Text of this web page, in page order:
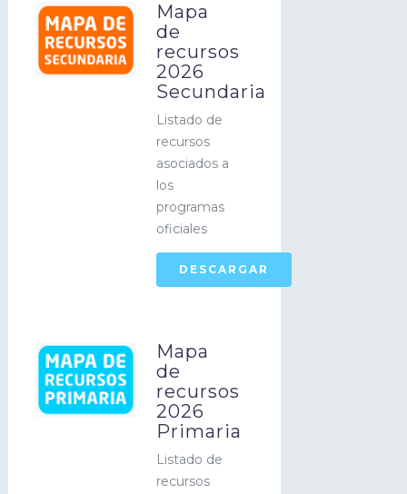
Mapa
de
recursos
2026
Secundaria
Listado de
recursos
asociados a
los
programas
oficiales
DESCARGAR
Mapa
de
recursos
2026
Primaria
Listado de
recursos